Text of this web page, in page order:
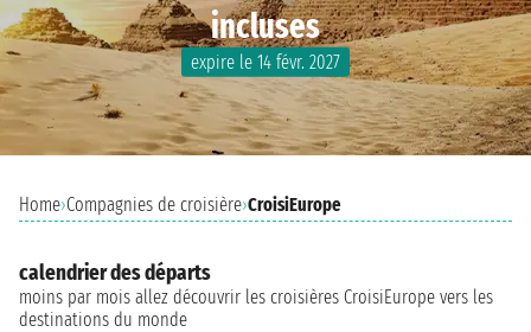
incluses
expire le 14 févr. 2027
Home›Compagnies de croisière›CroisiEurope
calendrier des départs
moins par mois allez découvrir les croisières CroisiEurope vers les
destinations du monde